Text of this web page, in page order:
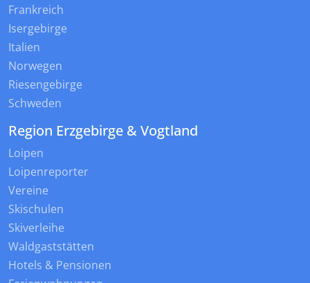
Frankreich
Isergebirge
Italien
Norwegen
Riesengebirge
Schweden
Region Erzgebirge & Vogtland
Loipen
Loipenreporter
Vereine
Skischulen
Skiverleihe
Waldgaststätten
Hotels & Pensionen